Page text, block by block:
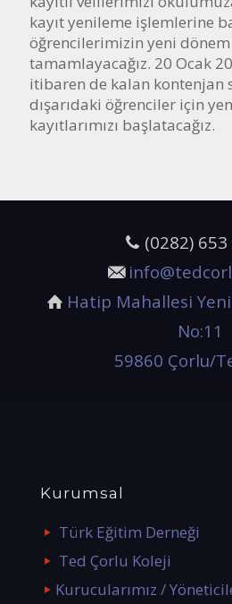
kayıt yenileme işlemlerine
öğrencilerimizin yeni dönem
tamamlayacağız. 20 Ocak
itibaren de kalan kontenjan
dışarıdaki öğrenciler için
kayıtlarımızı başlatacağız.
(0282) 653
Hatip Mahallesi
No:11
59860 Çorlu/
Kurumsal
Türk Eğitim Derneği
Ted Çorlu Koleji
Kurucularımız /